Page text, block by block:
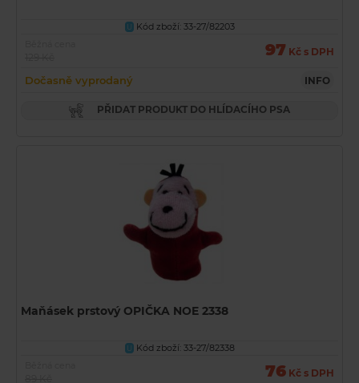
U Kód zboží: 33-27/82203
97 Kč s DPH
Dočasně vyprodaný INFO
PŘIDAT PRODUKT DO HLÍDACÍHO PSA
Maňásek prstový OPIČKA NOE 2338
U Kód zboží: 33-27/82338
76 Kč s DPH